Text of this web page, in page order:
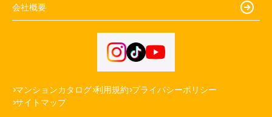
会社概要
マンションカタログ 利用規約 プライバシーポリシー
サイトマップ